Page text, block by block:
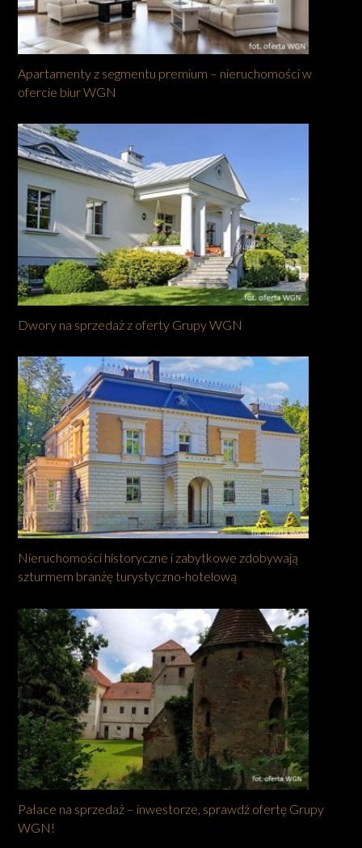
Apartamenty z segmentu premium – nieruchomości w
ofercie biur WGN
Dwory na sprzedaż z oferty Grupy WGN
Nieruchomości historyczne i zabytkowe zdobywają
szturmem branżę turystyczno-hotelową
Pałace na sprzedaż – inwestorze, sprawdź ofertę Grupy
WGN!